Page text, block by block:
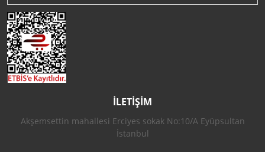
İLETİŞİM
Akşemsettin mahallesi Erciyes sokak No:10/A Eyüpsultan
İstanbul